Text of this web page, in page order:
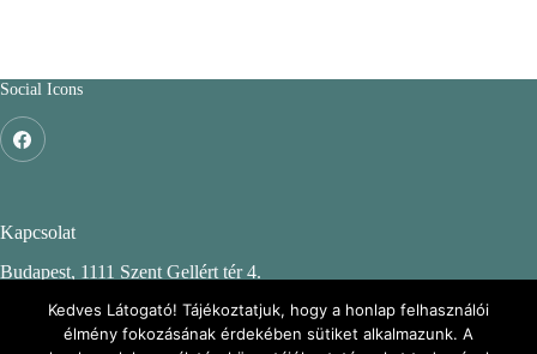
Social Icons
Kapcsolat
Budapest, 1111 Szent Gellért tér 4.
Budapesti Műszaki és Gazdaságtudományi Egyetem
CH. épület, 2. emelet 244.
Kedves Látogató! Tájékoztatjuk, hogy a honlap felhasználói
élmény fokozásának érdekében sütiket alkalmazunk. A